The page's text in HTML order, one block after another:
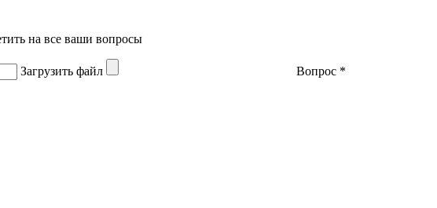
на все ваши вопросы
Загрузить файл Вопрос *